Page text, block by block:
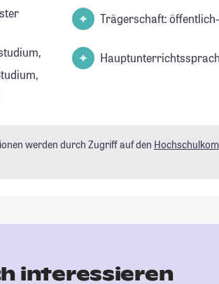
Trägerschaft:
werden durch Zugriff auf den
interessieren